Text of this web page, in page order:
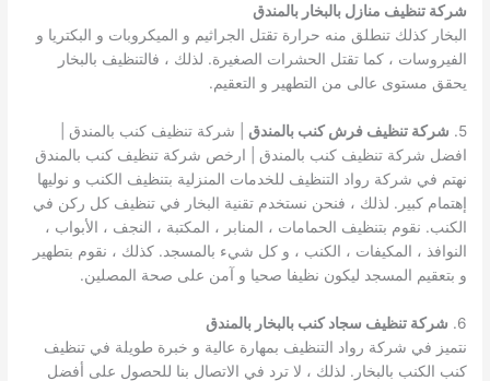
شركة تنظيف منازل بالبخار بالمندق
البخار كذلك تنطلق منه حرارة تقتل الجراثيم و الميكروبات و البكتريا و
الفيروسات ، كما تقتل الحشرات الصغيرة. لذلك ، فالتنظيف بالبخار
يحقق مستوى عالى من التطهير و التعقيم.
5. شركة تنظيف فرش كنب بالمندق | شركة تنظيف كنب بالمندق |
افضل شركة تنظيف كنب بالمندق | ارخص شركة تنظيف كنب بالمندق
نهتم في شركة رواد التنظيف للخدمات المنزلية بتنظيف الكنب و نوليها
إهتمام كبير. لذلك ، فنحن نستخدم تقنية البخار في تنظيف كل ركن في
الكنب. نقوم بتنظيف الحمامات ، المنابر ، المكتبة ، النجف ، الأبواب ،
النوافذ ، المكيفات ، الكنب ، و كل شيء بالمسجد. كذلك ، نقوم بتطهير
و بتعقيم المسجد ليكون نظيفا صحيا و آمن على صحة المصلين.
6.
شركة تنظيف سجاد كنب بالبخار بالمندق
نتميز في شركة رواد التنظيف بمهارة عالية و خبرة طويلة في تنظيف
كنب الكنب بالبخار. لذلك ، لا ترد في الاتصال بنا للحصول على أفضل